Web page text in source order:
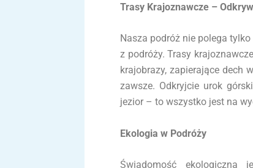
Trasy Krajoznawcze –
Nasza podróż nie polega
z podróży. Trasy
krajobrazy, zapierające dech
zawsze. Odkryjcie urok
jezior – to wszystko jest na
Ekologia w Podróży
Świadomość